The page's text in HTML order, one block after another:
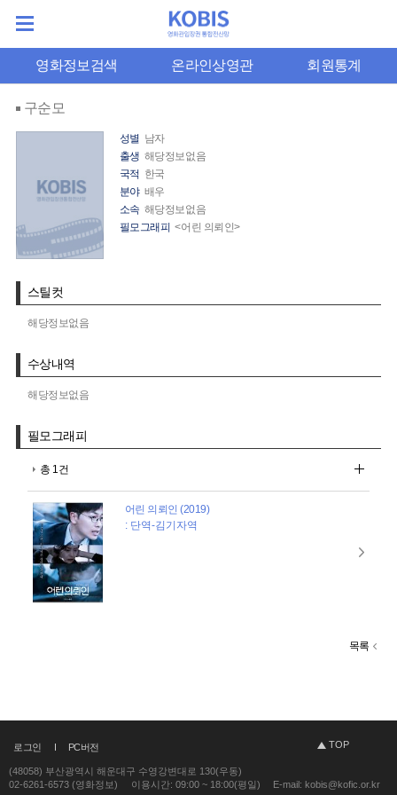
영화정보검색 온라인상영관 회원통계
구순모
성별 남자
출생 해당정보없음
국적 한국
분야 배우
소속 해당정보없음
필모그래피 <어린 의뢰인>
스틸컷
해당정보없음
수상내역
해당정보없음
필모그래피
총 1건
어린 의뢰인 (2019)
: 단역-김기자역
목록
로그인 PC버전 TOP
(48058) 부산광역시 해운대구 수영강변대로 130(우동)
02-6261-6573 (영화정보)
이용시간: 09:00 ~ 18:00(평일) E-mail: kobis@kofic.or.kr